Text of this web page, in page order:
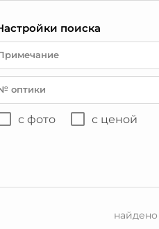
поиска
оптики
с фото с ценой
найдено